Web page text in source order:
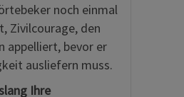
noch einmal
Zivilcourage, den
appelliert, bevor er
ausliefern muss.
Ihre